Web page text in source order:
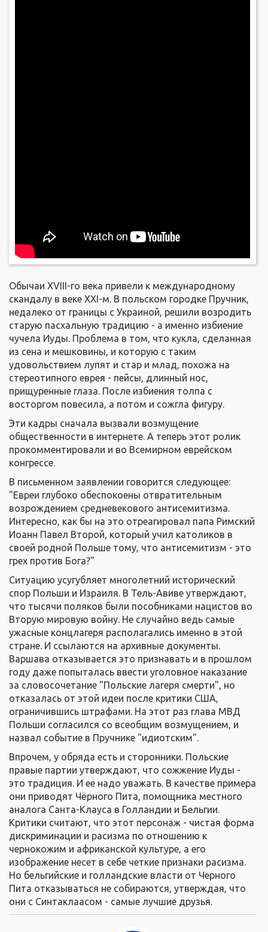
Обычаи XVIII-го века привели к международному
скандалу в веке XXI-м. В польском городке Пручник,
недалеко от границы с Украиной, решили возродить
старую пасхальную традицию - а именно избиение
чучела Иуды. Проблема в том, что кукла, сделанная
из сена и мешковины, и которую с таким
удовольствием лупят и стар и млад, похожа на
стереотипного еврея - пейсы, длинный нос,
прищуренные глаза. После избиения толпа с
восторгом повесила, а потом и сожгла фигуру.
Эти кадры сначала вызвали возмущение
общественности в интернете. А теперь этот ролик
прокомментировали и во Всемирном еврейском
конгрессе.
В письменном заявлении говорится следующее:
"Евреи глубоко обеспокоены отвратительным
возрождением средневекового антисемитизма.
Интересно, как бы на это отреагировал папа Римский
Иоанн Павел Второй, который учил католиков в
своей родной Польше тому, что антисемитизм - это
грех против Бога?"
Ситуацию усугубляет многолетний исторический
спор Польши и Израиля. В Тель-Авиве утверждают,
что тысячи поляков были пособниками нацистов во
Вторую мировую войну. Не случайно ведь самые
ужасные концлагеря располагались именно в этой
стране. И ссылаются на архивные документы.
Варшава отказывается это признавать и в прошлом
году даже попыталась ввести уголовное наказание
за словосочетание "Польские лагеря смерти", но
отказалась от этой идеи после критики США,
ограничившись штрафами. На этот раз глава МВД
Польши согласился со всеобщим возмущением, и
назвал событие в Пручнике "идиотским".
Впрочем, у обряда есть и сторонники. Польские
правые партии утверждают, что сожжение Иуды -
это традиция. И ее надо уважать. В качестве примера
они приводят Чёрного Пита, помощника местного
аналога Санта-Клауса в Голландии и Бельгии.
Критики считают, что этот персонаж - чистая форма
дискриминации и расизма по отношению к
чернокожим и африканской культурe, а его
изображение несет в себе четкие признаки расизма.
Но бельгийские и голландские власти от Черного
Пита отказываться не собираются, утверждая, что
они с Синтaклаасом - самые лучшие друзья.